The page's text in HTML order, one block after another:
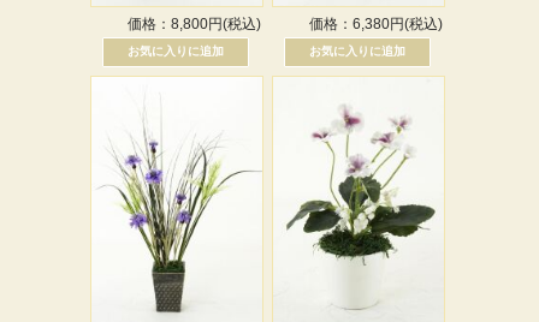
価格：8,800円(税込) 価格：6,380円(税込)